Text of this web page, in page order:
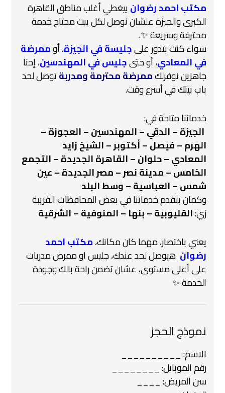
مكتب احمد رضوانبيغطي أغلب مناطق القاهرة
الكبرى والجيزة علشان نوصل لكل بيت محتاج خدمة
محترفة وسريعة ✨.
سواء كنت بتدور علىجليسة في الجيزة،أوممرضة
في المعادي، أو حتىجليس في المهندسين، إحنا
جاهزين نوفرلكممرضة محترمة ومدربةتوصل لحد
باب بيتك في أسرع وقت.
خدماتنا متاحة في:
الجيزة – الدقي – المهندسين – العجوزة –
الهرم – فيصل – أكتوبر – الشيخ زايد
المعادي – حلوان – القاهرة الجديدة – التجمع
الخامس – مدينة نصر – مصر الجديدة – عين
شمس – العباسية – وسط البلد
وكمان بنقدم خدماتنا في بعض المحافظات القريبة
زي:القليوبية – بنها – المنوفية – الشرقية
يعني باختصار، مهما كان مكانك،مكتب احمد
رضوان هيوصل لحد عندك، جليس او ممرض مدربات
على أعلى مستوى، عشان تضمن راحة بالك وجودة
الخدمة ✨
نموذج الحجز
الاسم: __________
رقم الموبايل: ________
سن المريض: ____